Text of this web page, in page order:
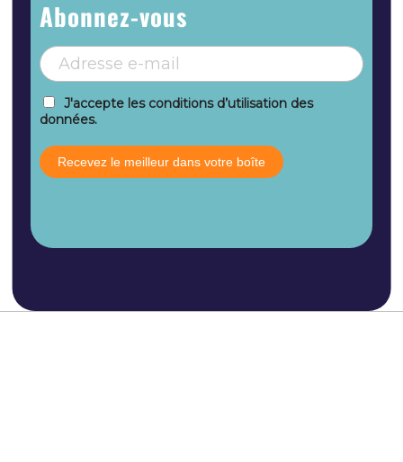
Abonnez-vous
J'accepte les conditions d’utilisation des
données.